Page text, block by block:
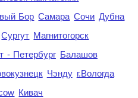
Бор Самара Сочи Дубна
Сургут Магнитогорск
- Петербург Балашов
Чэнду г.Вологда
Кивач